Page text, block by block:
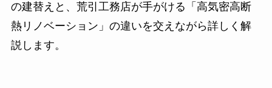
の建替えと、荒引工務店が手がける「高気密高断
熱リノベーション」の違いを交えながら詳しく解
説します。